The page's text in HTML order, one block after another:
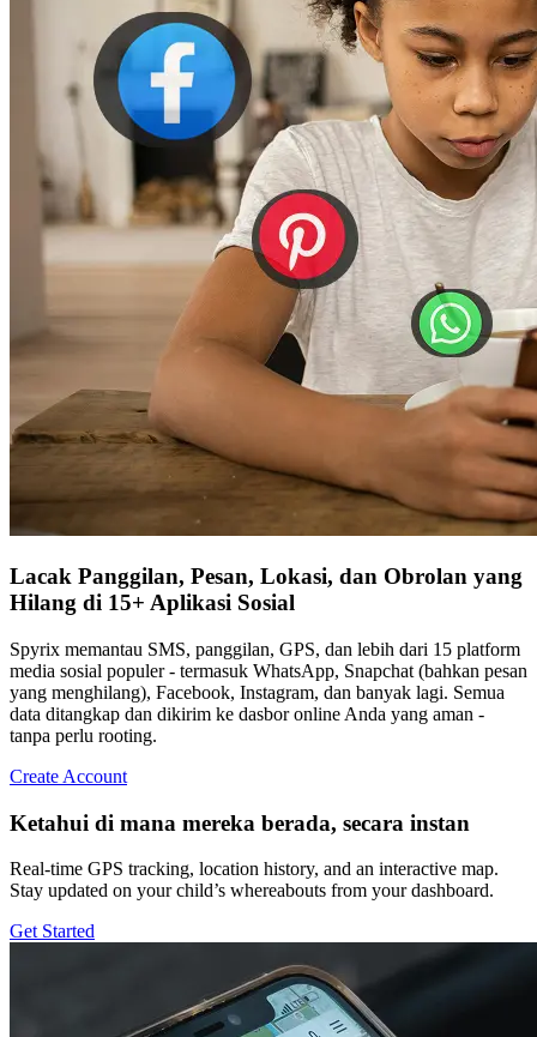
Lacak Panggilan, Pesan, Lokasi, dan Obrolan yang
Hilang di 15+ Aplikasi Sosial
Spyrix memantau SMS, panggilan, GPS, dan lebih dari 15 platform
media sosial populer - termasuk WhatsApp, Snapchat (bahkan pesan
yang menghilang), Facebook, Instagram, dan banyak lagi. Semua
data ditangkap dan dikirim ke dasbor online Anda yang aman -
tanpa perlu rooting.
Create Account
Ketahui di mana mereka berada, secara instan
Real-time GPS tracking, location history, and an interactive map.
Stay updated on your child’s whereabouts from your dashboard.
Get Started